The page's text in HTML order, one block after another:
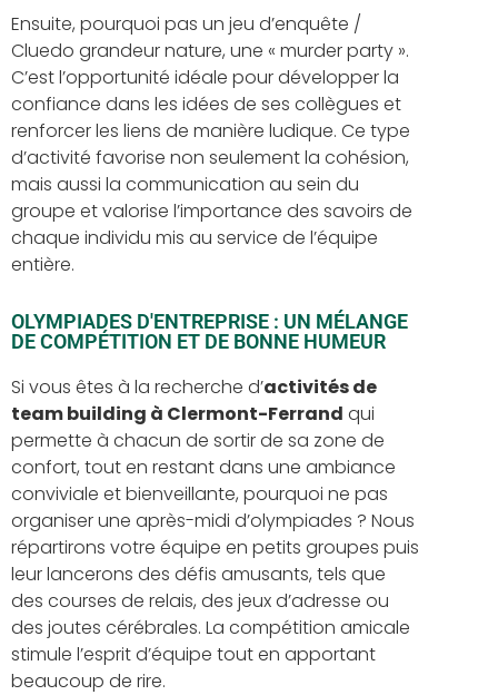
Ensuite, pourquoi pas un jeu d’enquête /
Cluedo grandeur nature, une « murder party ».
C’est l’opportunité idéale pour développer la
confiance dans les idées de ses collègues et
renforcer les liens de manière ludique. Ce type
d’activité favorise non seulement la cohésion,
mais aussi la communication au sein du
groupe et valorise l’importance des savoirs de
chaque individu mis au service de l’équipe
entière.
OLYMPIADES D'ENTREPRISE : UN MÉLANGE
DE COMPÉTITION ET DE BONNE HUMEUR
Si vous êtes à la recherche d’activités de
team building à Clermont-Ferrand qui
permette à chacun de sortir de sa zone de
confort, tout en restant dans une ambiance
conviviale et bienveillante, pourquoi ne pas
organiser une après-midi d’olympiades ? Nous
répartirons votre équipe en petits groupes puis
leur lancerons des défis amusants, tels que
des courses de relais, des jeux d’adresse ou
des joutes cérébrales. La compétition amicale
stimule l’esprit d’équipe tout en apportant
beaucoup de rire.